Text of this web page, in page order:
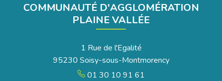
COMMUNAUTÉ D'AGGLOMÉRATION
PLAINE VALLÉE
1 Rue de l'Egalité
95230 Soisy-sous-Montmorency
01 30 10 91 61